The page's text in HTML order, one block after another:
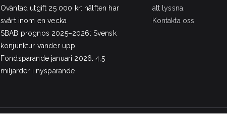
Oväntad utgift 25 000 kr: hälften har
svårt inom en vecka
SBAB prognos 2025–2026: Svensk
konjunktur vänder upp
Fondsparande januari 2026: 4,5
miljarder i nysparande
att lyssna.
Kontakta oss